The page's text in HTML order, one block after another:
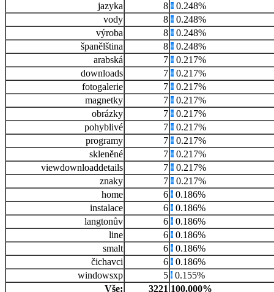
jazyka
8
0.248%
vody
8
0.248%
výroba
8
0.248%
španělština
8
0.248%
arabská
7
0.217%
downloads
7
0.217%
fotogalerie
7
0.217%
magnetky
7
0.217%
obrázky
7
0.217%
pohyblivé
7
0.217%
programy
7
0.217%
skleněné
7
0.217%
viewdownloaddetails
7
0.217%
znaky
7
0.217%
home
6
0.186%
instalace
6
0.186%
langtonův
6
0.186%
line
6
0.186%
smalt
6
0.186%
čichavci
6
0.186%
windowsxp
5
0.155%
Vše:
3221 100.000%